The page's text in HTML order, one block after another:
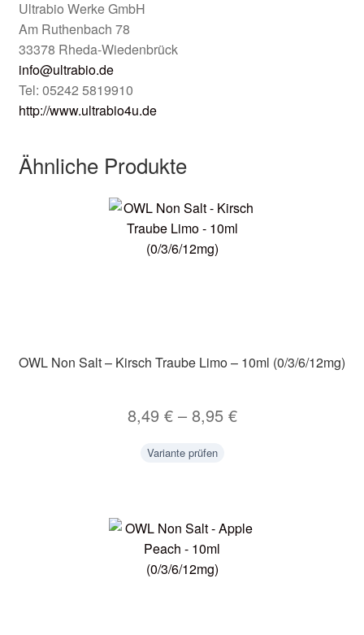
Ultrabio Werke GmbH
Am Ruthenbach 78
33378 Rheda-Wiedenbrück
info@ultrabio.de
Tel: 05242 5819910
http://www.ultrabio4u.de
Ähnliche Produkte
OWL Non Salt – Kirsch Traube Limo – 10ml (0/3/6/12mg)
8,49 €– 8,95 €
Variante prüfen